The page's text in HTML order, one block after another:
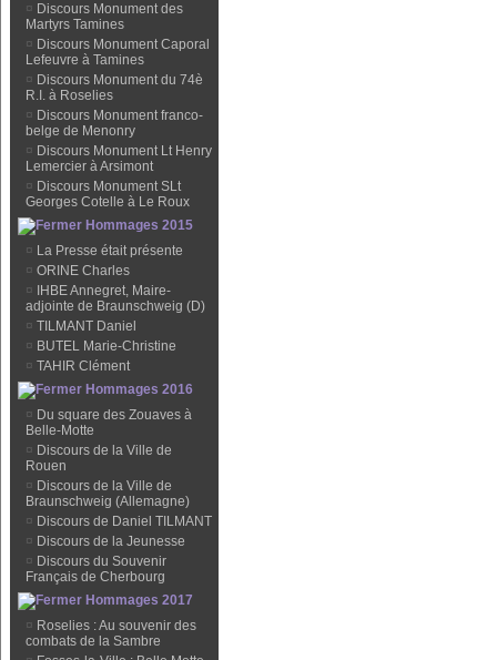
¤ Discours Monument des
Martyrs Tamines
¤ Discours Monument Caporal
Lefeuvre à Tamines
¤ Discours Monument du 74è
R.I. à Roselies
¤ Discours Monument franco-
belge de Menonry
¤ Discours Monument Lt Henry
Lemercier à Arsimont
¤ Discours Monument SLt
Georges Cotelle à Le Roux
Hommages 2015
¤ La Presse était présente
¤ ORINE Charles
¤
IHBE Annegret, Maire-
adjointe de Braunschweig (D)
¤ TILMANT Daniel
¤ BUTEL Marie-Christine
¤ TAHIR Clément
Hommages 2016
¤ Du square des Zouaves à
Belle-Motte
¤ Discours de la Ville de
Rouen
¤ Discours de la Ville de
Braunschweig (Allemagne)
¤ Discours de Daniel TILMANT
¤ Discours de la Jeunesse
¤ Discours du Souvenir
Français de Cherbourg
Hommages 2017
¤ Roselies : Au souvenir des
combats de la Sambre